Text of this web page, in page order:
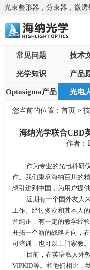
光束整形器，分束器，微
太阳能模拟器，显微镜载
晶体
常见问题 技术
光学知识 产品
Optosigma产品 光电
您当前的位置： 首页 >
海纳光学联合CBD
作者：
作为专业的光电科研
作。我们秉承海纳百川的
想引进到中国，为用户提
近期有一个国外友人
工作。经过多次和其本人
音纯正，有一定的教学经
开拓一个新的战略方向，
司培训，也可以上门家教。
目前，在英语私人外
VIPKID等。和他们相比，